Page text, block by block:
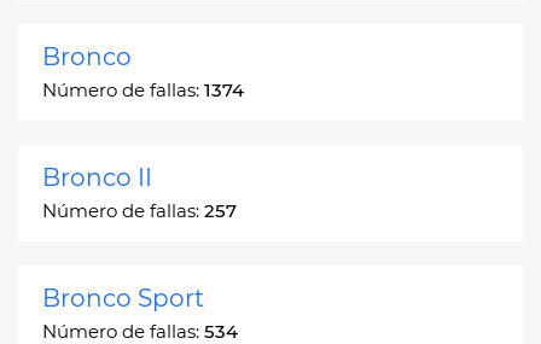
Bronco
Número de fallas: 1374
Bronco II
Número de fallas: 257
Bronco Sport
Número de fallas: 534